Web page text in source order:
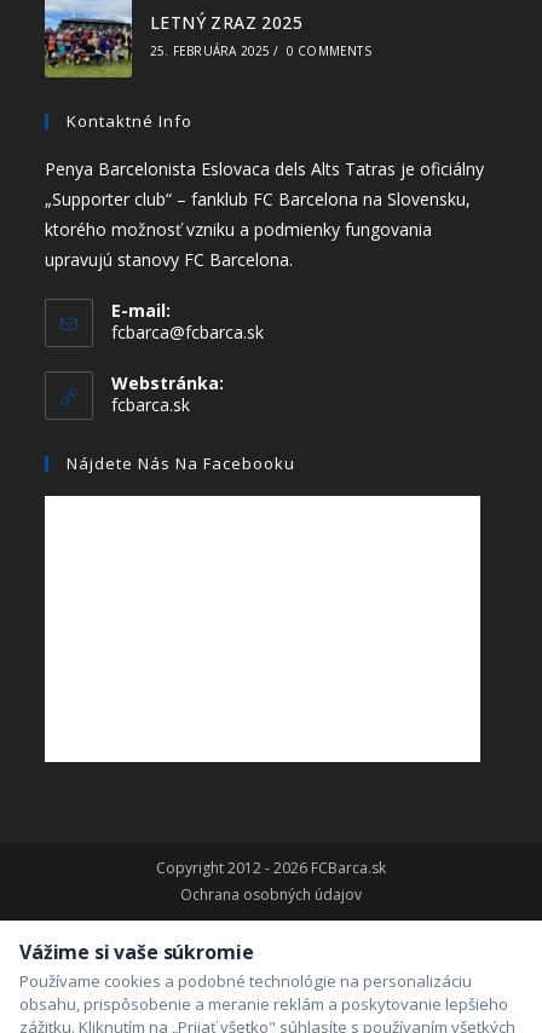
LETNÝ ZRAZ 2025
25. FEBRUÁRA 2025 / 0 COMMENTS
Kontaktné Info
Penya Barcelonista Eslovaca dels Alts Tatras je oficiálny
„Supporter club“ – fanklub FC Barcelona na Slovensku,
ktorého možnosť vzniku a podmienky fungovania
upravujú stanovy FC Barcelona.
E-mail:
fcbarca@fcbarca.sk
Webstránka:
fcbarca.sk
Nájdete Nás Na Facebooku
Copyright 2012 - 2026 FCBarca.sk
Ochrana osobných údajov
Vážime si vaše súkromie
Používame cookies a podobné technológie na personalizáciu
obsahu, prispôsobenie a meranie reklám a poskytovanie lepšieho
zážitku. Kliknutím na „Prijať všetko" súhlasíte s používaním všetkých